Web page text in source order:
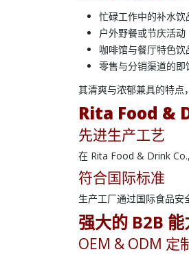
忙碌工作中的补水饮
户外野餐或节庆活动
咖啡馆与餐厅特色饮
零售与分销渠道的即
其清爽与浓郁兼具的特点
Rita Food &
先进生产工艺
在 Rita Food & Drink
符合国际标准
生产工厂通过国际食品安
强大的 B2B 能
OEM & ODM 定